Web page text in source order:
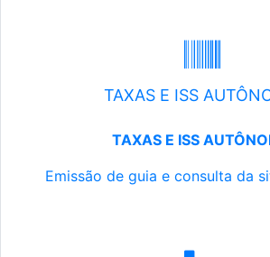
TAXAS E ISS
TAXAS E ISS
Emissão de guia e consulta da